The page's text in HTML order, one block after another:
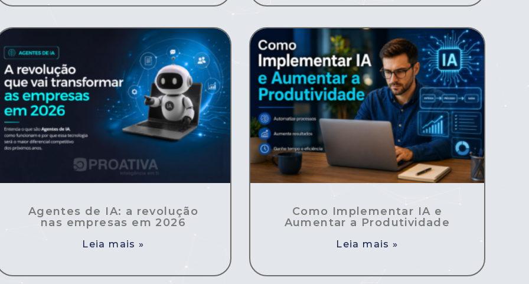
Agentes de IA: a revolução
nas empresas em 2026
Leia mais »
Como Implementar IA e
Aumentar a Produtividade
Leia mais »